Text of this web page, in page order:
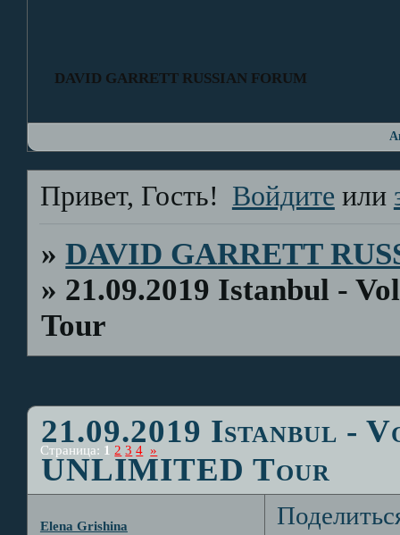
DAVID GARRETT RUSSIAN FORUM
Привет, Гость! Войдите или
»DAVID GARRETT
» 21.09.2019 Istanbul -
Tour
21.09.2019 Istanbul -
UNLIMITED Tour
Страница: 1 2 3 4 »
Elena Grishina